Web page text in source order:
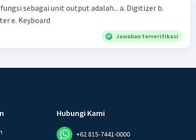
sebagai unit output adalah... a. Digitizer b.
e. Keyboard
Jawaban terverifikasi
Hubungi Kami
+62 815-7441-0000